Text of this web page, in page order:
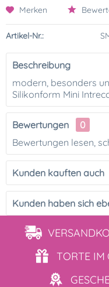
Merken
Artikel-Nr.:
Beschreibung
modern, besonders
Silikonform Mini
Bewertungen
0
Bewertungen lesen,
Kunden kauften auch
Kunden haben sich
TORTE IM